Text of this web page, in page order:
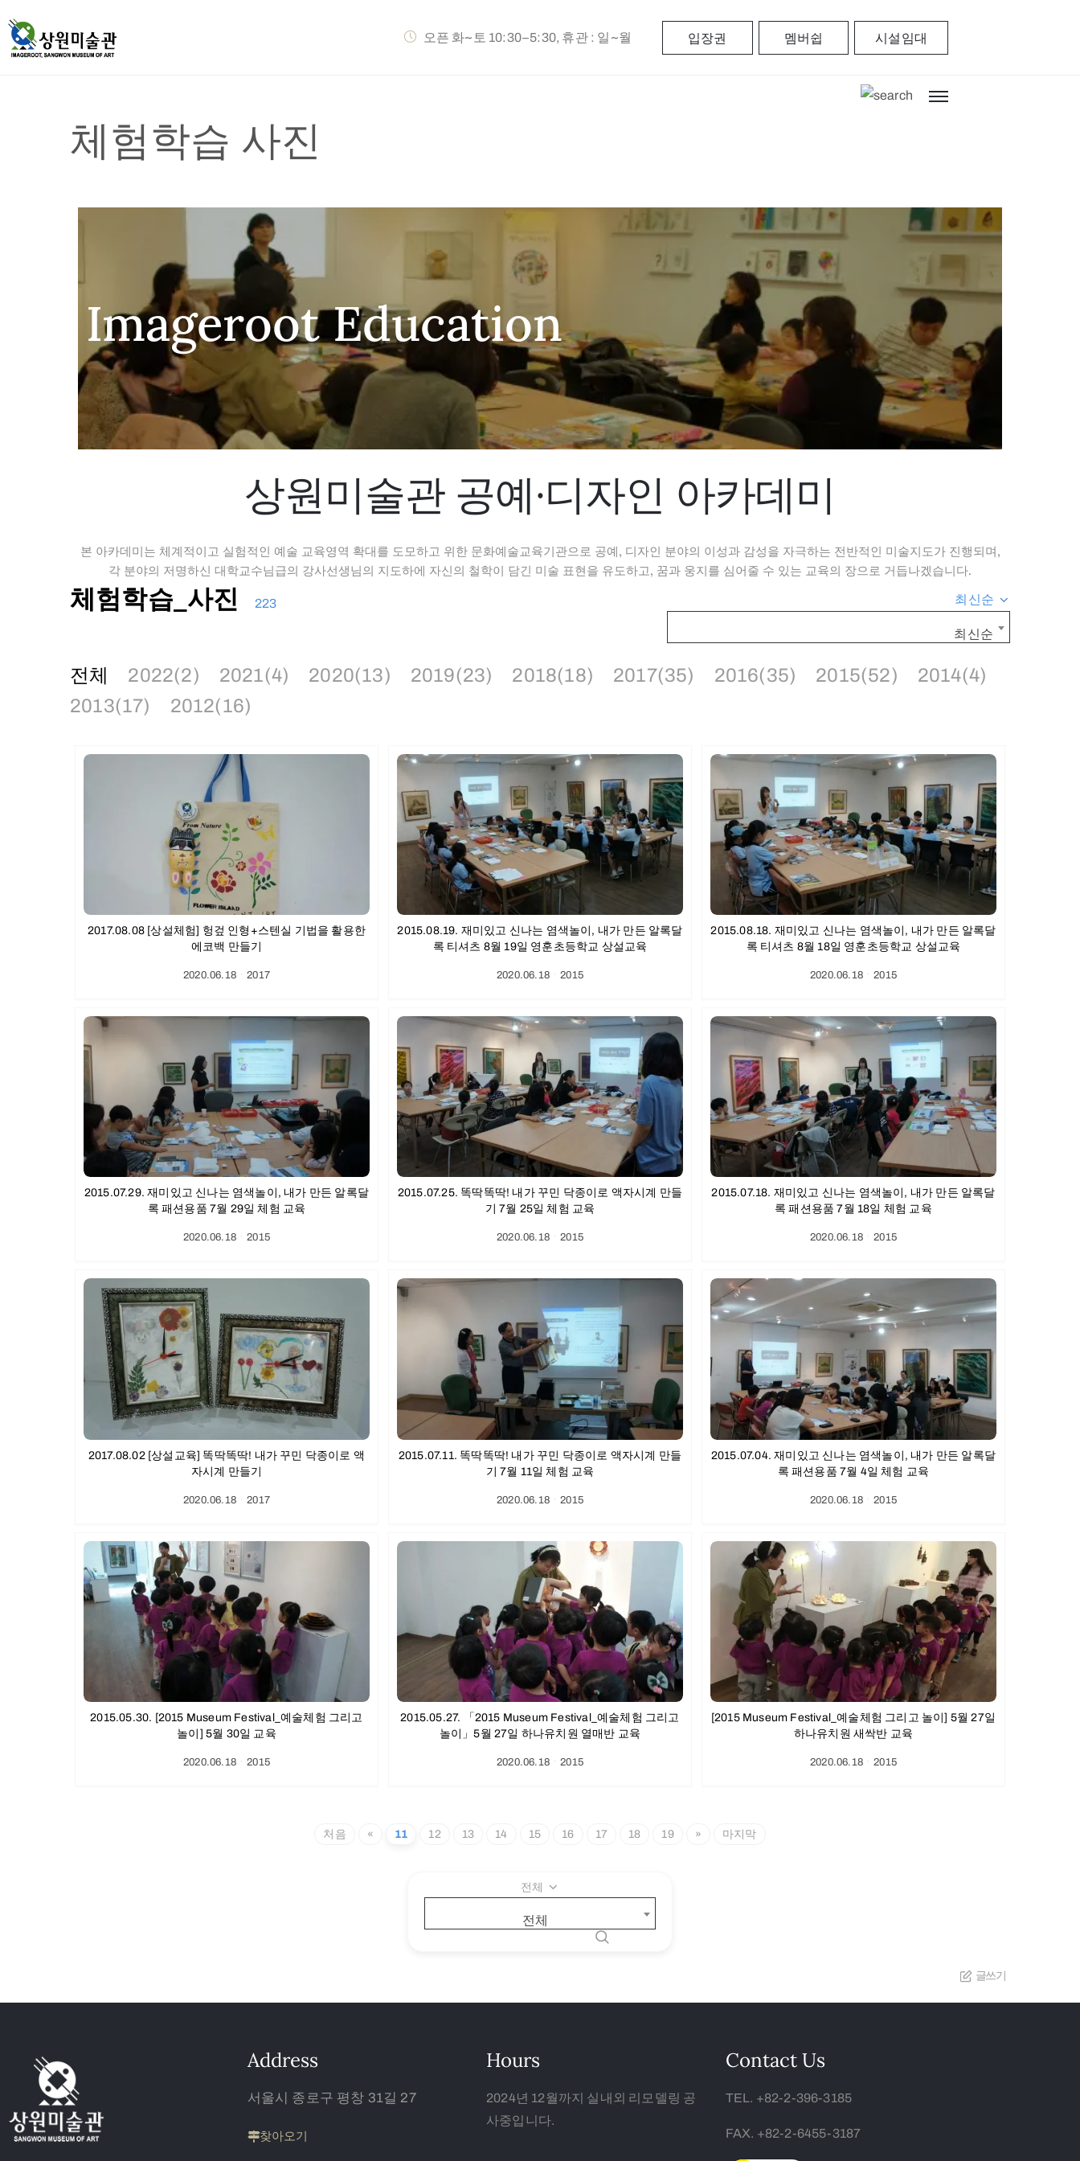
오픈 화~토 10:30–5:30, 휴관 : 일~월 입장권 멤버쉽 시설임대
체험학습 사진
Imageroot Education
상원미술관 공예·디자인 아카데미
본 아카데미는 체계적이고 실험적인 예술 교육영역 확대를 도모하고 위한 문화예술교육기관으로 공예, 디자인 분야의 이성과 감성을 자극하는 전반적인 미술지도가 진행되며,
각 분야의 저명하신 대학교수님급의 강사선생님의 지도하에 자신의 철학이 담긴 미술 표현을 유도하고, 꿈과 웅지를 심어줄 수 있는 교육의 장으로 거듭나겠습니다.
체험학습_사진 223 최신순
최신순
전체 2022(2) 2021(4) 2020(13) 2019(23) 2018(18) 2017(35) 2016(35) 2015(52)
2014(4)
2013(17)
2012(16)
2017.08.08 [상설체험] 헝겊 인형+스텐실 기법을 활용한
에코백 만들기
2020.06.18ㆍ2017
2015.08.19. 재미있고 신나는 염색놀이, 내가 만든 알록달
록 티셔츠 8월 19일 영훈초등학교 상설교육
2020.06.18ㆍ2015
2015.08.18. 재미있고 신나는 염색놀이, 내가 만든 알록달
록 티셔츠 8월 18일 영훈초등학교 상설교육
2020.06.18ㆍ2015
2015.07.29. 재미있고 신나는 염색놀이, 내가 만든 알록달
록 패션용품 7월 29일 체험 교육
2020.06.18ㆍ2015
2015.07.25. 똑딱똑딱! 내가 꾸민 닥종이로 액자시계 만들
기 7월 25일 체험 교육
2020.06.18ㆍ2015
2015.07.18. 재미있고 신나는 염색놀이, 내가 만든 알록달
록 패션용품 7월 18일 체험 교육
2020.06.18ㆍ2015
2017.08.02 [상설교육] 똑딱똑딱! 내가 꾸민 닥종이로 액
자시계 만들기
2020.06.18ㆍ2017
2015.07.11. 똑딱똑딱! 내가 꾸민 닥종이로 액자시계 만들
기 7월 11일 체험 교육
2020.06.18ㆍ2015
2015.07.04. 재미있고 신나는 염색놀이, 내가 만든 알록달
록 패션용품 7월 4일 체험 교육
2020.06.18ㆍ2015
2015.05.30. [2015 Museum Festival_예술체험 그리고
놀이] 5월 30일 교육
2020.06.18ㆍ2015
2015.05.27. 「2015 Museum Festival_예술체험 그리고
놀이」5월 27일 하나유치원 열매반 교육
2020.06.18ㆍ2015
[2015 Museum Festival_예술체험 그리고 놀이] 5월 27일
하나유치원 새싹반 교육
2020.06.18ㆍ2015
처음 « 11 12 13 14 15 16 17 18 19 » 마지막
전체
전체
글쓰기
Address
서울시 종로구 평창 31길 27
찾아오기
Hours
2024년 12월까지 실내외 리모델링 공
사중입니다.
Contact Us
TEL. +82-2-396-3185
FAX. +82-2-6455-3187